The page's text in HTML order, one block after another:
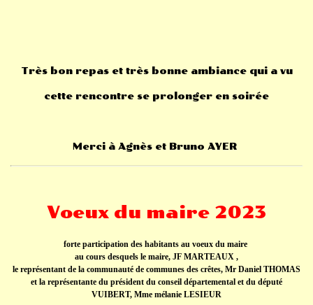
Très bon repas et très bonne ambiance qui a vu
cette rencontre se prolonger en soirée
Merci à Agnès et Bruno AYER
Voeux du maire 2023
forte participation des habitants au voeux du maire
au cours desquels le maire, JF MARTEAUX ,
le représentant de la communauté de communes des crêtes, Mr Daniel THOMAS
et la représentante du président du conseil départemental et du député
VUIBERT, Mme mélanie LESIEUR